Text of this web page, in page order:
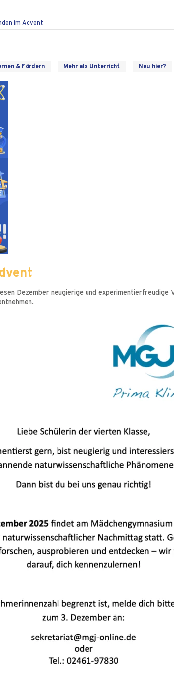
im Advent
& Fördern Mehr als Unterricht Neu hier?
Dezember neugierige und